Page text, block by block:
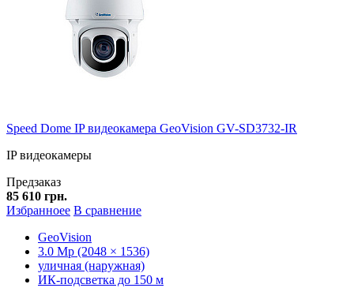
Speed Dome IP видеокамера GeoVision GV-SD3732-IR
IP видеокамеры
Предзаказ
85 610 грн.
Избранноее В сравнение
GeoVision
3.0 Mp (2048 × 1536)
уличная (наружная)
ИК-подсветка до 150 м